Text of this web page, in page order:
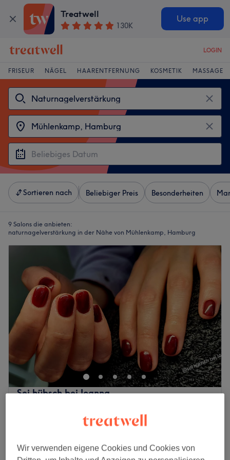
Treatwell
130K
Use app
LOGIN
FRISEUR NÄGEL HAARENTFERNUNG KOSMETIK MASSAGE
Sortieren nach Beliebiger Preis Besonderheiten
9 Salons die anbieten:
naturnagelverstärkung in der Nähe von Mühlenkamp, Hamburg
Sei hübsch bei Ioanna
Borgweg, Hamburg
Auf Karte anzeigen
1 Std. 20 Min. - 1 Std. 30 Min.
Schnellansicht Saloninfos
Wir verwenden eigene Cookies und Cookies von